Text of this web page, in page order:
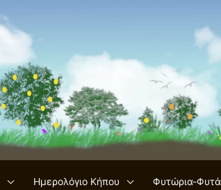
Ημερολόγιο Κήπου Φυτώρια-Φυτά